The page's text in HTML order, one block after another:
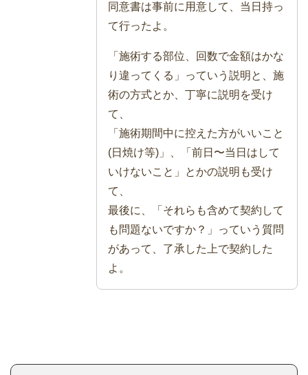
同意書は事前に用意して、当日持っ
て行ったよ。
「施術する部位、回数で金額はかな
り違ってくる」っていう説明と、施
術の方式とか、丁寧に説明を受け
て、
「施術期間中に控えた方がいいこと
(日焼け等)」、「前日〜当日はして
いけないこと」とかの説明も受け
て、
最後に、「それらも含めて契約して
も問題ないですか？」っていう質問
があって、了承した上で契約した
よ。